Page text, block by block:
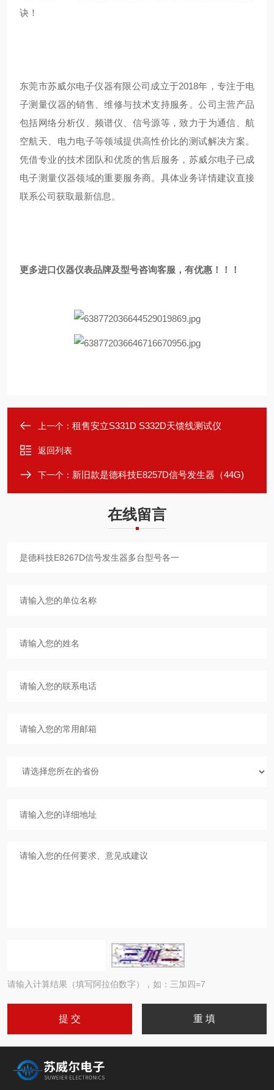
诀！
东莞市苏威尔电子仪器有限公司成立于2018年，专注于电
子测量仪器的销售、维修与技术支持服务。公司主营产品
包括网络分析仪、频谱仪、信号源等，致力于为通信、航
空航天、电力电子等领域提供高性价比的测试解决方案。
凭借专业的技术团队和优质的售后服务，苏威尔电子已成
电子测量仪器领域的重要服务商。具体业务详情建议直接
联系公司获取最新信息。
更多进口仪器仪表品牌及型号咨询客服，有优惠！！！
上一个： 租售安立S331D S332D天馈线测试仪
返回列表
下一个： 新旧款是德科技E8257D信号发生器（44G)
在线留言
请输入计算结果（填写阿拉伯数字），如：三加四=7